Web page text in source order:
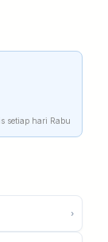
setiap hari Rabu
›